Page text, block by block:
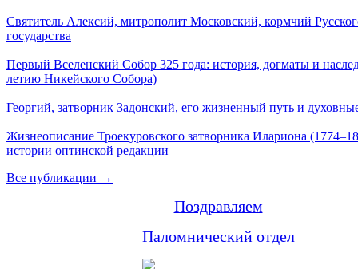
Святитель Алексий, митрополит Московский, кормчий
государства
Первый Вселенский Собор 325 года: история, догматы и
летию Никейского Собора)
Георгий, затворник Задонский, его жизненный путь и
Жизнеописание Троекуровского затворника Илариона
истории оптинской редакции
Все публикации →
Поздравляем
Паломнический отдел